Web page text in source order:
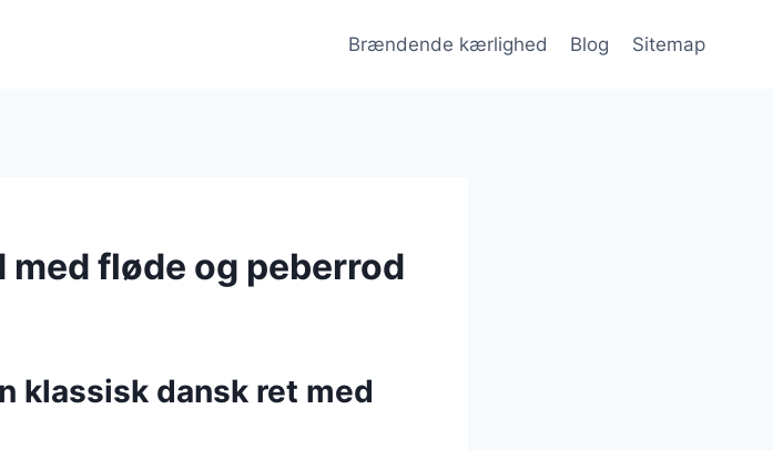
Brændende kærlighed Blog Sitemap
fløde og peberrod
klassisk dansk ret med